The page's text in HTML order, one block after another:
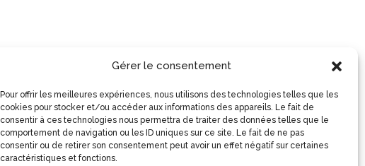
Gérer le consentement
Pour offrir les meilleures expériences, nous utilisons des technologies telles que les
cookies pour stocker et/ou accéder aux informations des appareils. Le fait de
consentir à ces technologies nous permettra de traiter des données telles que le
comportement de navigation ou les ID uniques sur ce site. Le fait de ne pas
consentir ou de retirer son consentement peut avoir un effet négatif sur certaines
caractéristiques et fonctions.